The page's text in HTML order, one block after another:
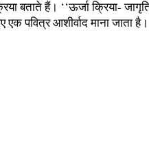
बताते हैं। ‘‘ऊर्जा क्रिया-
पवित्र आशीर्वाद माना जाता है।